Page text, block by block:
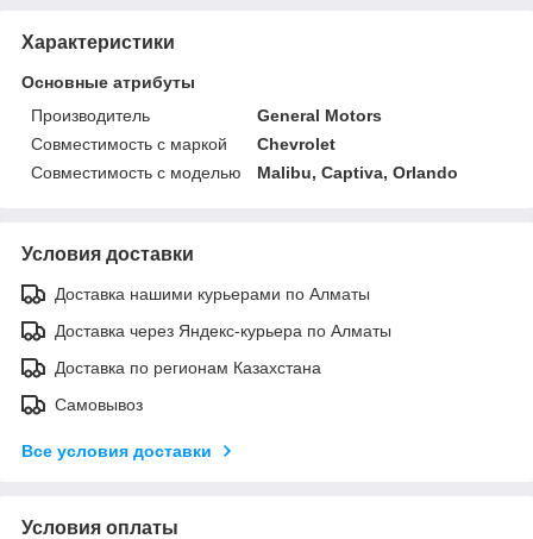
Характеристики
Основные атрибуты
Производитель
General Motors
Совместимость с маркой
Chevrolet
Совместимость с моделью
Malibu, Captiva, Orlando
Условия доставки
Доставка нашими курьерами по Алматы
Доставка через Яндекс-курьера по Алматы
Доставка по регионам Казахстана
Самовывоз
Все условия доставки
Условия оплаты